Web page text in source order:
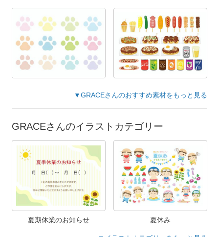
▼GRACEさんのおすすめ素材をもっと見る
GRACEさんのイラストカテゴリー
夏期休業のお知らせ 夏休み